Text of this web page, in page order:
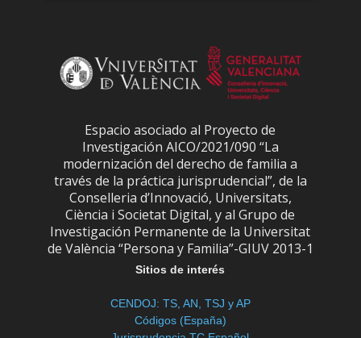
Espacio asociado al Proyecto de
Investigación AICO/2021/090 “La
modernización del derecho de familia a
través de la práctica jurisprudencial”, de la
Conselleria d’Innovació, Universitats,
Ciència i Societat Digital, y al Grupo de
Investigación Permanente de la Universitat
de València “Persona y Familia”-GIUV 2013-1
Sitios de interés
CENDOJ: TS, AN, TSJ y AP
Códigos (España)